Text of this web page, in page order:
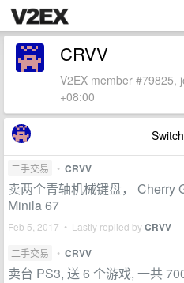
CRVV
V2EX member #79825,
+08:00
二手交易 • CRVV
卖两个青轴机械键盘， Cherry
Minila 67
Feb 5, 2017 • Lastly replied byCRVV
二手交易 • CRVV
卖台 PS3, 送 6 个游戏, 一共